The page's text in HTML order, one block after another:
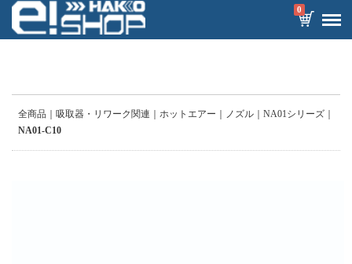
0
全商品 吸取器・リワーク関連 ホットエアー ノズル
NA01シリーズ
NA01-C10